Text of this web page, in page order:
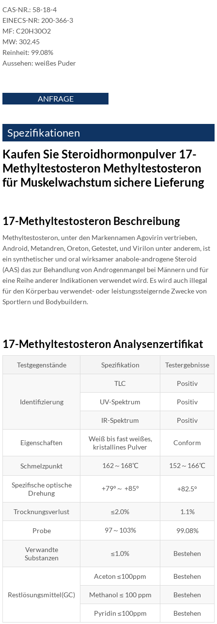
CAS-NR.: 58-18-4
EINECS-NR: 200-366-3
MF: C20H30O2
MW: 302.45
Reinheit: 99.08%
Aussehen: weißes Puder
ANFRAGE
Spezifikationen
Kaufen Sie Steroidhormonpulver 17-
Methyltestosteron Methyltestosteron
für Muskelwachstum sichere Lieferung
17-Methyltestosteron Beschreibung
Methyltestosteron, unter den Markennamen Agovirin vertrieben,
Android, Metandren, Oreton, Getestet, und Virilon unter anderem, ist
ein synthetischer und oral wirksamer anabole-androgene Steroid
(AAS) das zur Behandlung von Androgenmangel bei Männern und für
eine Reihe anderer Indikationen verwendet wird. Es wird auch illegal
für den Körperbau verwendet- oder leistungssteigernde Zwecke von
Sportlern und Bodybuildern.
17-Methyltestosteron Analysenzertifikat
Testgegenstände Spezifikation Testergebnisse
Identifizierung
TLC Positiv
UV-Spektrum Positiv
IR-Spektrum Positiv
Eigenschaften
Weiß bis fast weißes,
kristallines Pulver
Conform
Schmelzpunkt 162～168℃ 152～166℃
Spezifische optische
Drehung
+79°～ +85° +82.5°
Trocknungsverlust ≤2.0% 1.1%
Probe 97～103% 99.08%
Verwandte
Substanzen
≤1.0% Bestehen
Restlösungsmittel(GC)
Aceton ≤100ppm Bestehen
Methanol ≤ 100 ppm Bestehen
Pyridin ≤100ppm Bestehen